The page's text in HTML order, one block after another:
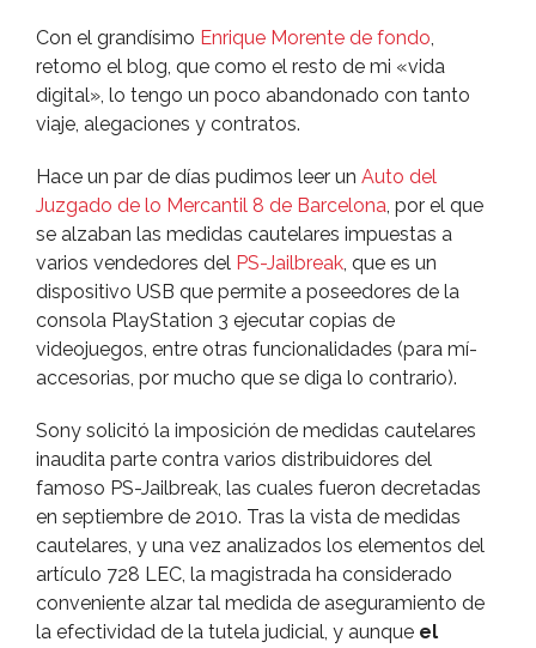
Con el grandí­simo Enrique Morente de fondo,
retomo el blog, que como el resto de mi «vida
digital», lo tengo un poco abandonado con tanto
viaje, alegaciones y contratos.
Hace un par de dí­as pudimos leer un Auto del
Juzgado de lo Mercantil 8 de Barcelona, por el que
se alzaban las medidas cautelares impuestas a
varios vendedores del PS-Jailbreak, que es un
dispositivo USB que permite a poseedores de la
consola PlayStation 3 ejecutar copias de
videojuegos, entre otras funcionalidades (para mí­
accesorias, por mucho que se diga lo contrario).
Sony solicitó la imposición de medidas cautelares
inaudita parte contra varios distribuidores del
famoso PS-Jailbreak, las cuales fueron decretadas
en septiembre de 2010. Tras la vista de medidas
cautelares, y una vez analizados los elementos del
artí­culo 728 LEC, la magistrada ha considerado
conveniente alzar tal medida de aseguramiento de
la efectividad de la tutela judicial, y aunque el